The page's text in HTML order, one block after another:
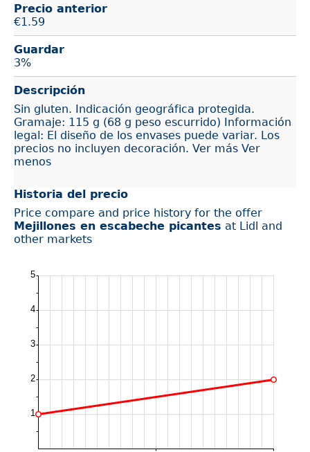
Precio anterior
€1.59
Guardar
3%
Descripción
Sin gluten. Indicación geográfica protegida.
Gramaje: 115 g (68 g peso escurrido) Información
legal: El diseño de los envases puede variar. Los
precios no incluyen decoración. Ver más Ver
menos
Historia del precio
Price compare and price history for the offer
Mejillones en escabeche picantes at Lidl and
other markets